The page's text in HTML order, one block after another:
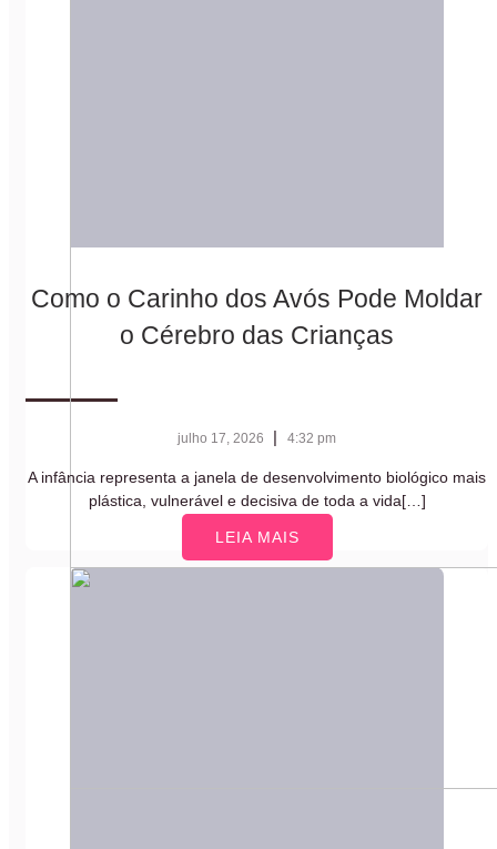
Como o Carinho dos Avós Pode Moldar
o Cérebro das Crianças
julho 17, 2026 | 4:32 pm
A infância representa a janela de desenvolvimento biológico mais
plástica, vulnerável e decisiva de toda a vida[…]
LEIA MAIS